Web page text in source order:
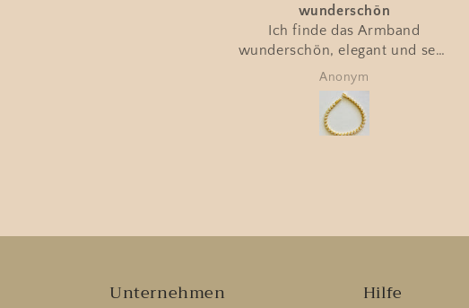
Ganz tolle Schmuckstücke,
supernetter Kontakt, schnelle
Lieferung
Andrea Plötz
Unternehmen Hilfe